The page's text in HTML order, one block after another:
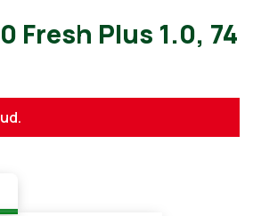
Fresh Plus 1.0,